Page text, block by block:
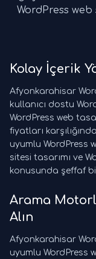
WordPress web
Kolay İçerik
Afyonkarahisar
kullanıcı dostu
WordPress web
fiyatları
uyumlu WordPress
sitesi tasarımı ve
konusunda şeffaf
Arama
Alın
Afyonkarahisar
uyumlu WordPress